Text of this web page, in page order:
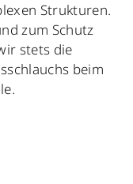
Strukturen.
zum Schutz
stets die
beim